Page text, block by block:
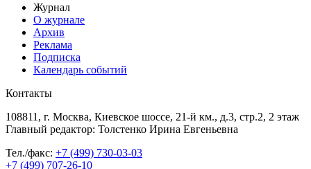
Журнал
О журнале
Архив
Реклама
Подписка
Календарь событий
Контакты
108811, г. Москва, Киевское шоссе, 21-й км., д.3, стр.2, 2 этаж
Главный редактор: Толстенко Ирина Евгеньевна
Тел./факс: +7 (499) 730-03-03
+7 (499) 707-26-10